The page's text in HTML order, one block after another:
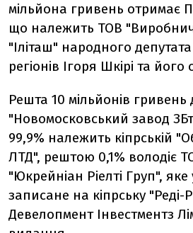
мільйона гривень отримає
що належить ТОВ
"Іліташ" народного депутата
регіонів Ігоря Шкірі та
Решта 10 мільйонів гривень
"Новомосковський завод
99,9% належить кіпрській
ЛТД", рештою 0,1% володіє
"Юкрейніан Ріелті Груп",
записане на кіпрську "Реді-
Девелопмент Інвестментз